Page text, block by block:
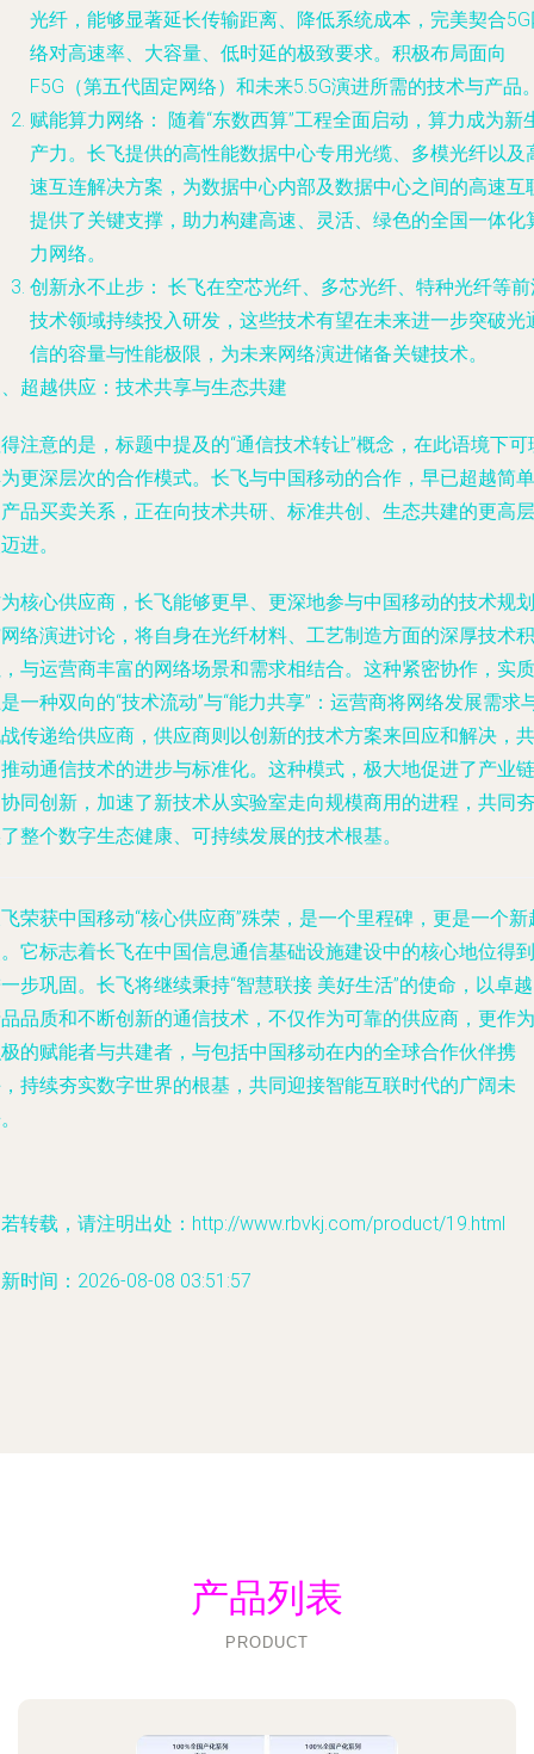
光纤，能够显著延长传输距离、降低系统成本，完美契合
络对高速率、大容量、低时延的极致要求。积极布局面向
F5G（第五代固定网络）和未来5.5G演进所需的技术与产品
赋能算力网络： 随着“东数西算”工程全面启动，算力成为新
产力。长飞提供的高性能数据中心专用光缆、多模光纤以及
速互连解决方案，为数据中心内部及数据中心之间的高速互
提供了关键支撑，助力构建高速、灵活、绿色的全国一体化
力网络。
创新永不止步： 长飞在空芯光纤、多芯光纤、特种光纤等
技术领域持续投入研发，这些技术有望在未来进一步突破光
信的容量与性能极限，为未来网络演进储备关键技术。
超越供应：技术共享与生态共建
注意的是，标题中提及的“通信技术转让”概念，在此语境下可
更深层次的合作模式。长飞与中国移动的合作，早已超越简单
品买卖关系，正在向技术共研、标准共创、生态共建的更高层
进。
核心供应商，长飞能够更早、更深地参与中国移动的技术规划
络演进讨论，将自身在光纤材料、工艺制造方面的深厚技术积
与运营商丰富的网络场景和需求相结合。这种紧密协作，实质
一种双向的“技术流动”与“能力共享”：运营商将网络发展需求
传递给供应商，供应商则以创新的技术方案来回应和解决，共
动通信技术的进步与标准化。这种模式，极大地促进了产业链
同创新，加速了新技术从实验室走向规模商用的进程，共同夯
整个数字生态健康、可持续发展的技术根基。
荣获中国移动“核心供应商”殊荣，是一个里程碑，更是一个新
它标志着长飞在中国信息通信基础设施建设中的核心地位得到
步巩固。长飞将继续秉持“智慧联接 美好生活”的使命，以卓
品质和不断创新的通信技术，不仅作为可靠的供应商，更作为
的赋能者与共建者，与包括中国移动在内的全球合作伙伴携
持续夯实数字世界的根基，共同迎接智能互联时代的广阔未
转载，请注明出处：http://www.rbvkj.com/product/19.html
时间：2026-08-08 03:51:57
产品列表
PRODUCT